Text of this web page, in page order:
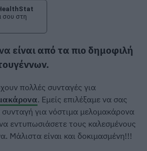
σου στη
είναι από τα πιο δημοφιλή
πολλές συνταγές για
. Εμείς επιλέξαμε να σας
για νόστιμα μελομακάρονα
εντυπωσιάσετε τους καλεσμένους
Μάλιστα είναι και δοκιμασμένη!!!